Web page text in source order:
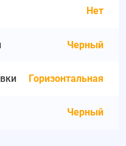
Нет
Черный
Горизонтальная
Черный